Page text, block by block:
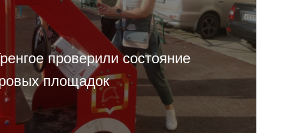
проверили состояние
площадок